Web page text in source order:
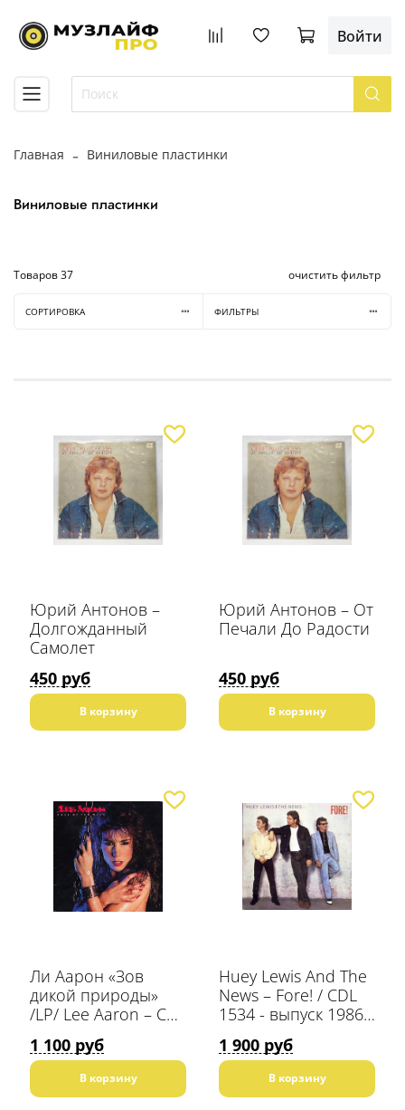
Войти
Главная Виниловые пластинки
Виниловые пластинки
Товаров37 очистить фильтр
СОРТИРОВКА ФИЛЬТРЫ
Юрий Антонов –
Долгожданный
Самолет
В корзину
450 руб
Юрий Антонов – От
Печали До Радости
В корзину
450 руб
Ли Аарон «Зов
дикой природы»
/LP/ Lee Aaron ‎– Call
В корзину
1 100 руб
Huey Lewis And The
News – Fore! / CDL
1534 - выпуск 1986
Chrysalis - сделано в
Scandinavia - Black
Vinyl
В корзину
1 900 руб